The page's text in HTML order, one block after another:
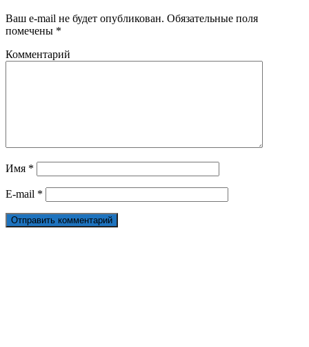
Ваш e-mail не будет опубликован. Обязательные поля
помечены *
Комментарий
Имя *
E-mail *